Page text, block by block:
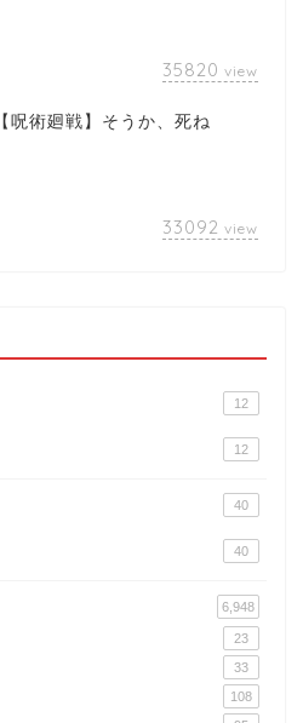
35820 view
【呪術廻戦】そうか、死ね
33092 view
12
12
40
40
6,948
23
33
108